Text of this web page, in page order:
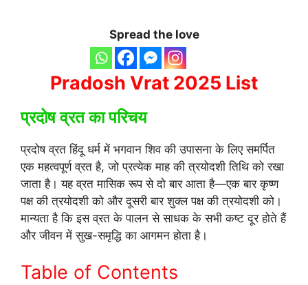
Spread the love
Pradosh Vrat 2025 List
प्रदोष व्रत का परिचय
प्रदोष व्रत हिंदू धर्म में भगवान शिव की उपासना के लिए समर्पित
एक महत्वपूर्ण व्रत है, जो प्रत्येक माह की त्रयोदशी तिथि को रखा
जाता है। यह व्रत मासिक रूप से दो बार आता है—एक बार कृष्ण
पक्ष की त्रयोदशी को और दूसरी बार शुक्ल पक्ष की त्रयोदशी को।
मान्यता है कि इस व्रत के पालन से साधक के सभी कष्ट दूर होते हैं
और जीवन में सुख-समृद्धि का आगमन होता है।
Table of Contents